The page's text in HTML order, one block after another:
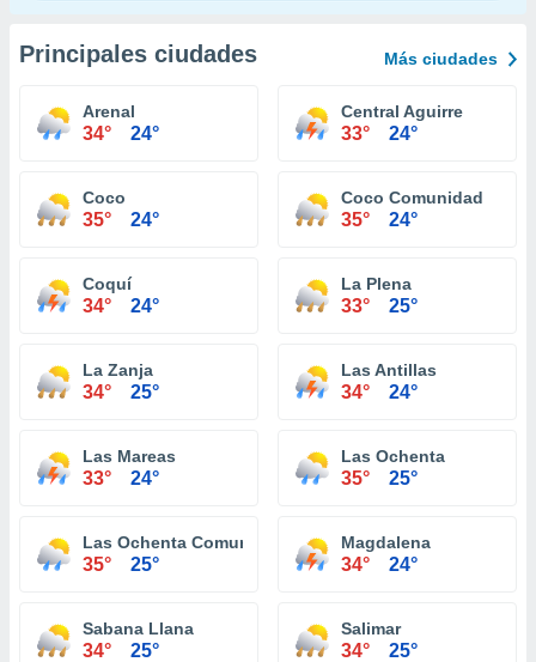
Principales ciudades Más ciudades
Arenal
34° 24°
Central Aguirre
33° 24°
Coco
35° 24°
Coco Comunidad
35° 24°
Coquí
34° 24°
La Plena
33° 25°
La Zanja
34° 25°
Las Antillas
34° 24°
Las Mareas
33° 24°
Las Ochenta
35° 25°
Las Ochenta Comunidad
35° 25°
Magdalena
34° 24°
Sabana Llana
34° 25°
Salimar
34° 25°